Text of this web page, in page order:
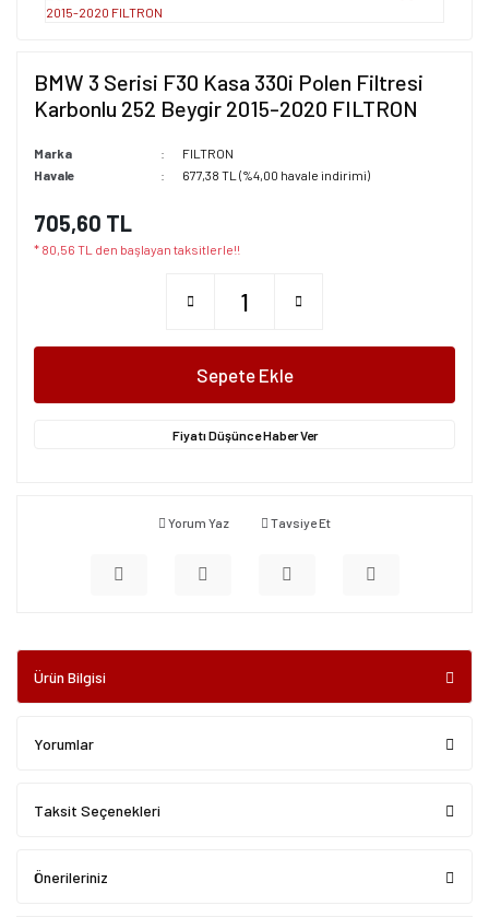
BMW 3 Serisi F30 Kasa 330i Polen Filtresi
Karbonlu 252 Beygir 2015-2020 FILTRON
Marka
FILTRON
Havale
677,38 TL (%4,00 havale indirimi)
705,60 TL
* 80,56 TL den başlayan taksitlerle!!
Sepete Ekle
Fiyatı Düşünce Haber Ver
Yorum Yaz Tavsiye Et
Ürün Bilgisi
Yorumlar
Taksit Seçenekleri
Önerileriniz